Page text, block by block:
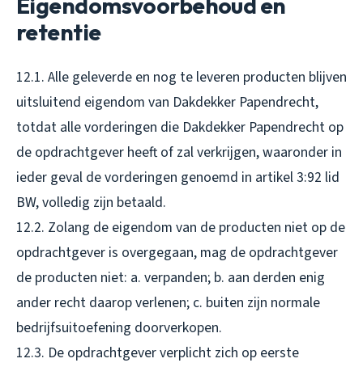
retentie
12.1. Alle geleverde en nog te leveren producten blijven
uitsluitend eigendom van Dakdekker Papendrecht,
totdat alle vorderingen die Dakdekker Papendrecht op
de opdrachtgever heeft of zal verkrijgen, waaronder in
ieder geval de vorderingen genoemd in artikel 3:92 lid
BW, volledig zijn betaald.
12.2. Zolang de eigendom van de producten niet op de
opdrachtgever is overgegaan, mag de opdrachtgever
de producten niet: a. verpanden; b. aan derden enig
ander recht daarop verlenen; c. buiten zijn normale
bedrijfsuitoefening doorverkopen.
12.3. De opdrachtgever verplicht zich op eerste